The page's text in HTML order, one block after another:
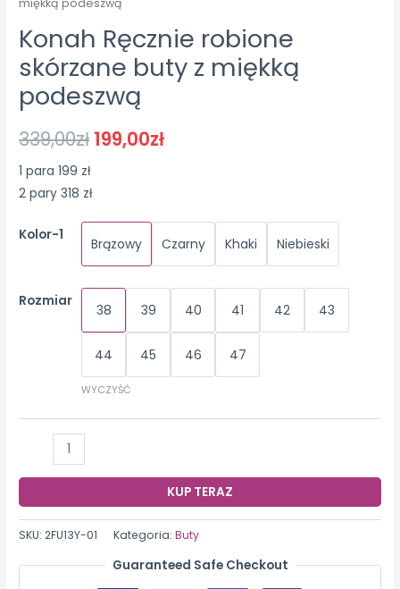
miękką podeszwą
Konah Ręcznie robione
skórzane buty z miękką
podeszwą
339,00zł 199,00zł
1 para 199 zł
2 pary 318 zł
Kolor-1
Brązowy Czarny Khaki Niebieski
Rozmiar
38 39 40 41 42 43
44 45 46 47
WYCZYŚĆ
Konah
robione
skórzane
KUP TERAZ
SKU:2FU13Y-01 Kategoria:Buty
Guaranteed Safe Checkout